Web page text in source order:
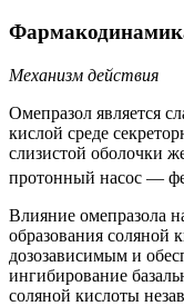
Механизм действия
Омепразол является
кислой среде
слизистой оболочки
протонный насос —
Влияние омепразола
образования соляной
дозозависимым и
ингибирование
соляной кислоты